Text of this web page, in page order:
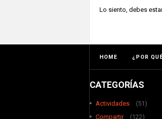
Lo siento, debes
HOME ¿POR
CATEGORÍAS
Actividades
(51)
Compartir
(122)